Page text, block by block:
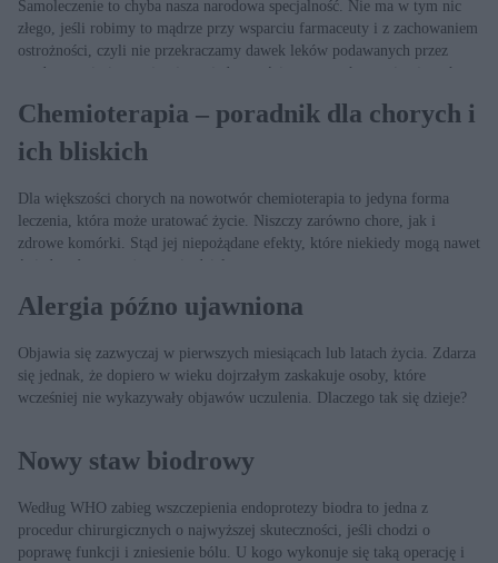
Samoleczenie to chyba nasza narodowa specjalność. Nie ma w tym nic
złego, jeśli robimy to mądrze przy wsparciu farmaceuty i z zachowaniem
ostrożności, czyli nie przekraczamy dawek leków podawanych przez
producenta i nie przyjmujemy jednocześnie preparatów zawierających tę
zostawiamy w aptece?
Chemioterapia – poradnik dla chorych i
ich bliskich
Dla większości chorych na nowotwór chemioterapia to jedyna forma
leczenia, która może uratować życie. Niszczy zarówno chore, jak i
zdrowe komórki. Stąd jej niepożądane efekty, które niekiedy mogą nawet
świadczyć o tym, że terapia działa.
Alergia późno ujawniona
Objawia się zazwyczaj w pierwszych miesiącach lub latach życia. Zdarza
się jednak, że dopiero w wieku dojrzałym zaskakuje osoby, które
wcześniej nie wykazywały objawów uczulenia. Dlaczego tak się dzieje?
Nowy staw biodrowy
Według WHO zabieg wszczepienia endoprotezy biodra to jedna z
procedur chirurgicznych o najwyższej skuteczności, jeśli chodzi o
poprawę funkcji i zniesienie bólu. U kogo wykonuje się taką operację i